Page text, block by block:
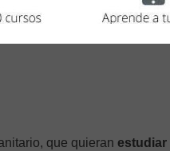
que quieran estudiar